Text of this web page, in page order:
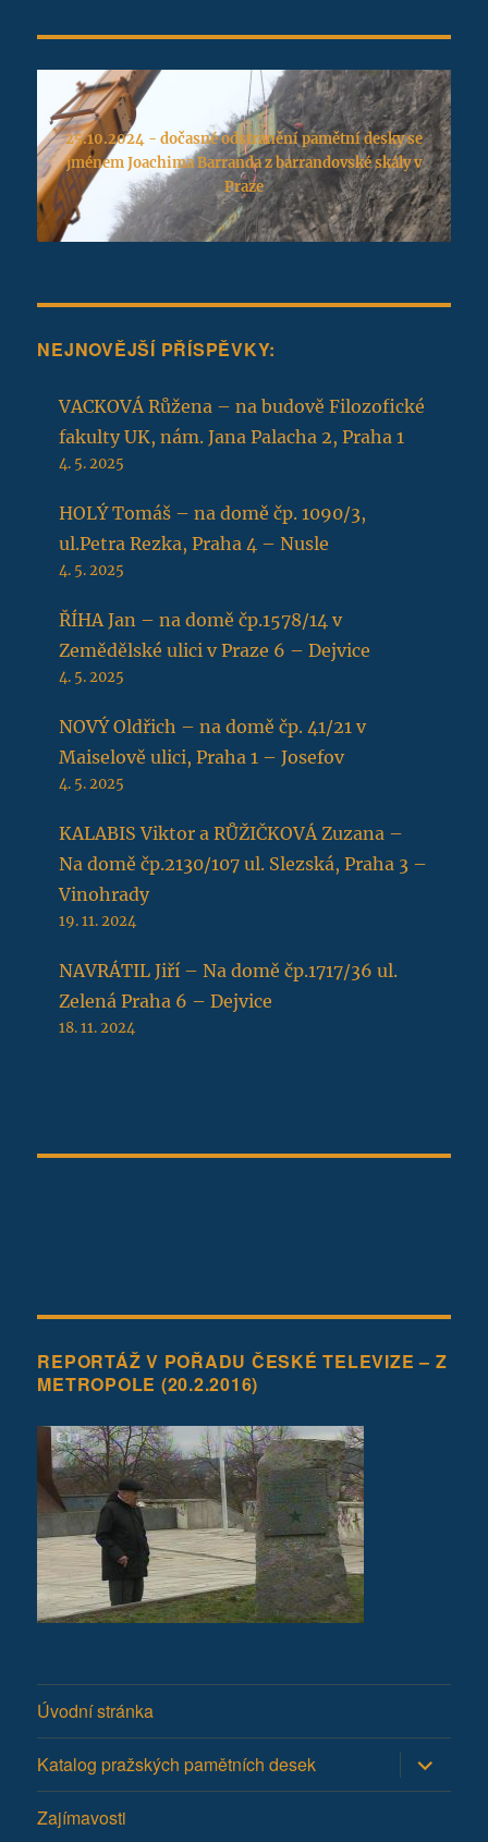
25.10.2024 - dočasné odstranění pamětní desky se
jménem Joachima Barranda z barrandovské skály v
Praze
NEJNOVĚJŠÍ PŘÍSPĚVKY:
VACKOVÁ Růžena – na budově Filozofické
fakulty UK, nám. Jana Palacha 2, Praha 1
4. 5. 2025
HOLÝ Tomáš – na domě čp. 1090/3,
ul.Petra Rezka, Praha 4 – Nusle
4. 5. 2025
ŘÍHA Jan – na domě čp.1578/14 v
Zemědělské ulici v Praze 6 – Dejvice
4. 5. 2025
NOVÝ Oldřich – na domě čp. 41/21 v
Maiselově ulici, Praha 1 – Josefov
4. 5. 2025
KALABIS Viktor a RŮŽIČKOVÁ Zuzana –
Na domě čp.2130/107 ul. Slezská, Praha 3 –
Vinohrady
19. 11. 2024
NAVRÁTIL Jiří – Na domě čp.1717/36 ul.
Zelená Praha 6 – Dejvice
18. 11. 2024
REPORTÁŽ V POŘADU ČESKÉ TELEVIZE – Z
METROPOLE (20.2.2016)
Úvodní stránka
Katalog pražských pamětních desek Zobrazit
položky
Zajímavosti